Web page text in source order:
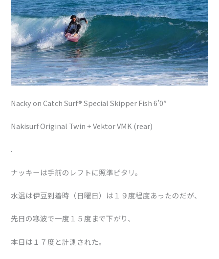
Nacky on Catch Surf® Special Skipper Fish 6’0″
Nakisurf Original Twin + Vektor VMK (rear)
.
ナッキーは手前のレフトに照準ピタリ。
水温は伊豆到着時（日曜日）は１９度程度あったのだが、
先日の寒波で一度１５度まで下がり、
本日は１７度と計測された。